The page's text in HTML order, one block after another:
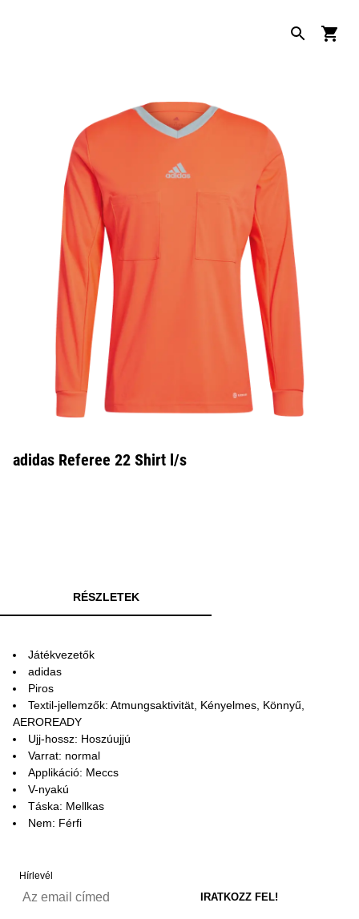
adidas Referee 22 Shirt l/s
RÉSZLETEK
Játékvezetők
adidas
Piros
Textil-jellemzők: Atmungsaktivität, Kényelmes, Könnyű,
AEROREADY
Ujj-hossz: Hoszúujjú
Varrat: normal
Applikáció: Meccs
V-nyakú
Táska: Mellkas
Nem: Férfi
Hírlevél